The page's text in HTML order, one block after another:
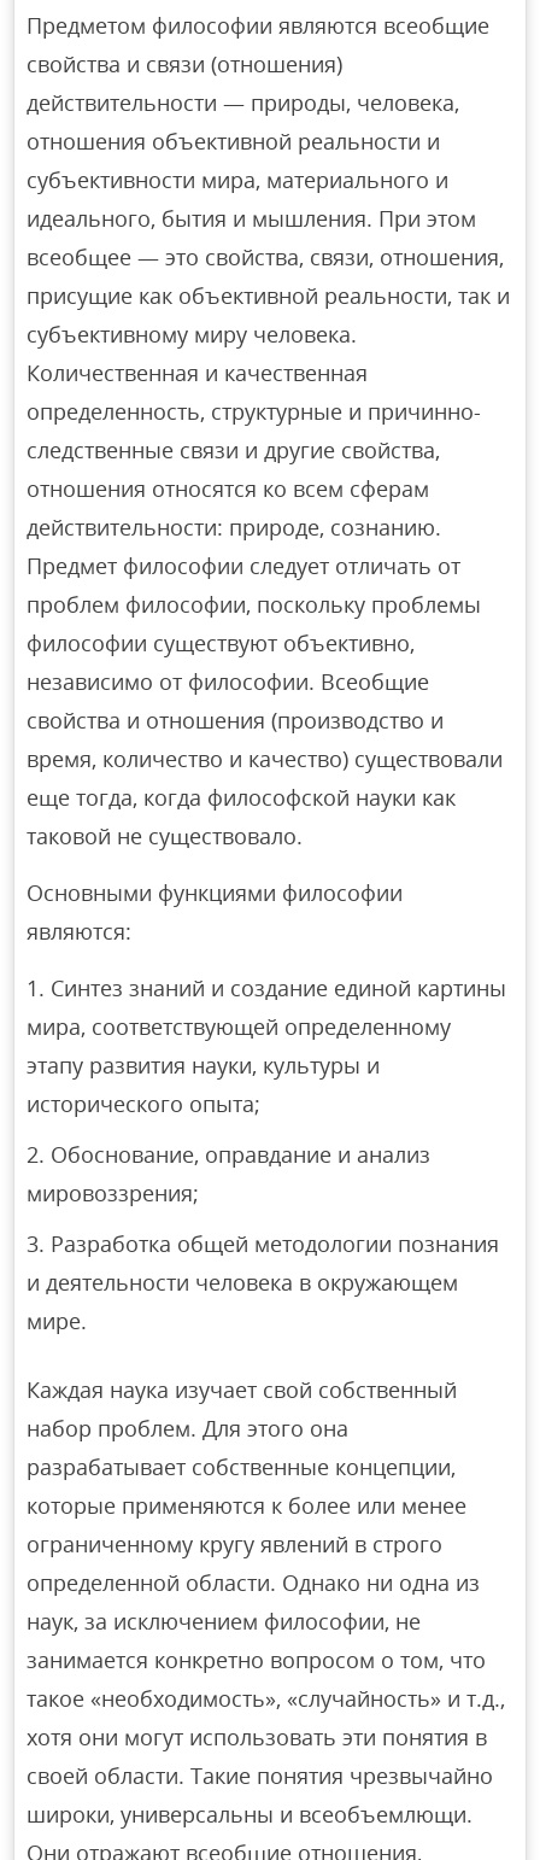
Предметом философии являются всеобщие
свойства и связи (отношения)
действительности — природы, человека,
отношения объективной реальности и
субъективности мира, материального и
идеального, бытия и мышления. При этом
всеобщее — это свойства, связи, отношения,
присущие как объективной реальности, так и
субъективному миру человека.
Количественная и качественная
определенность, структурные и причинно-
следственные связи и другие свойства,
отношения относятся ко всем сферам
действительности: природе, сознанию.
Предмет философии следует отличать от
проблем философии, поскольку проблемы
философии существуют объективно,
независимо от философии. Всеобщие
свойства и отношения (производство и
время, количество и качество) существовали
еще тогда, когда философской науки как
таковой не существовало.
Основными функциями философии
являются:
Синтез знаний и создание единой картины
мира, соответствующей определенному
этапу развития науки, культуры и
исторического опыта;
Обоснование, оправдание и анализ
мировоззрения;
Разработка общей методологии познания
и деятельности человека в окружающем
мире.
Каждая наука изучает свой собственный
набор проблем. Для этого она
разрабатывает собственные концепции,
которые применяются к более или менее
ограниченному кругу явлений в строго
определенной области. Однако ни одна из
наук, за исключением философии, не
занимается конкретно вопросом о том, что
такое «необходимость», «случайность» и т.д.,
хотя они могут использовать эти понятия в
своей области. Такие понятия чрезвычайно
широки, универсальны и всеобъемлющи.
Они отражают всеобщие отношения,